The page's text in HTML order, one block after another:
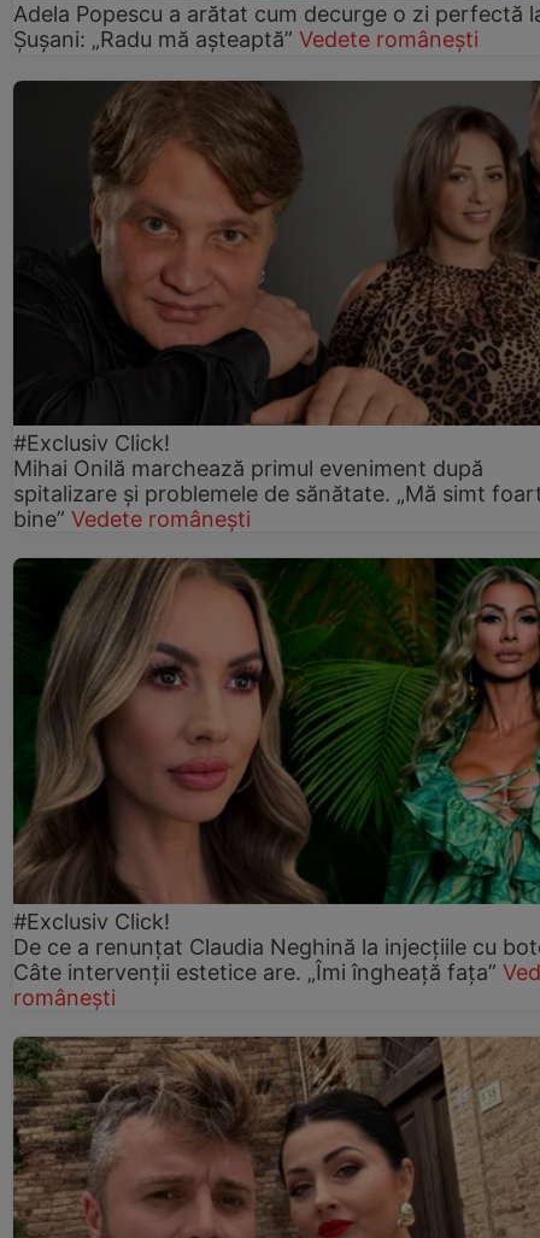
Adela Popescu a arătat cum decurge o zi perfectă
Șușani: „Radu mă așteaptă” Vedete românești
#Exclusiv Click!
Mihai Onilă marchează primul eveniment după
spitalizare și problemele de sănătate. „Mă simt
bine” Vedete românești
#Exclusiv Click!
De ce a renunțat Claudia Neghină la injecțiile cu
Câte intervenții estetice are. „Îmi îngheață fața”
românești